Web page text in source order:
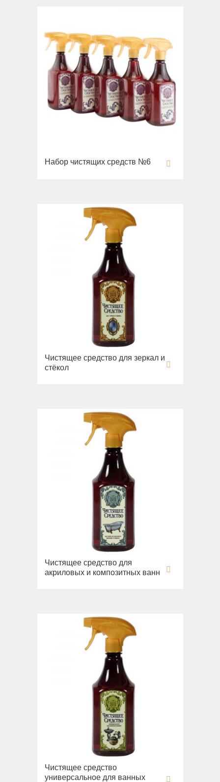
Набор чистящих средств №6
Чистящее средство для зеркал и
стёкол
Чистящее средство для
акриловых и композитных ванн
Чистящее средство
универсальное для ванных